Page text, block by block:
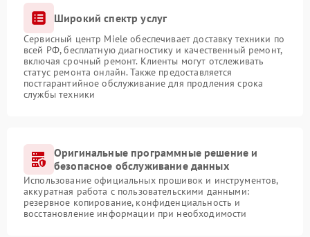
Широкий спектр услуг
Сервисный центр Miele обеспечивает доставку техники по
всей РФ, бесплатную диагностику и качественный ремонт,
включая срочный ремонт. Клиенты могут отслеживать
статус ремонта онлайн. Также предоставляется
постгарантийное обслуживание для продления срока
службы техники
Оригинальные программные решение и
безопасное обслуживание данных
Использование официальных прошивок и инструментов,
аккуратная работа с пользовательскими данными:
резервное копирование, конфиденциальность и
восстановление информации при необходимости